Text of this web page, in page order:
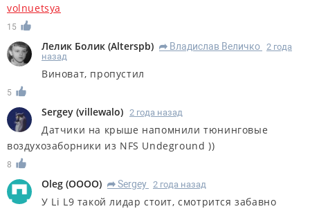
volnuetsya
15
Лелик Болик (Alterspb) R Владислав Величко 2 года
назад
Виноват, пропустил
5
Sergey (villewalo) 2 года назад
Датчики на крыше напомнили тюнинговые
воздухозаборники из NFS Undeground ))
8
Oleg (OOOO) R Sergey 2 года назад
У Li L9 такой лидар стоит, смотрится забавно